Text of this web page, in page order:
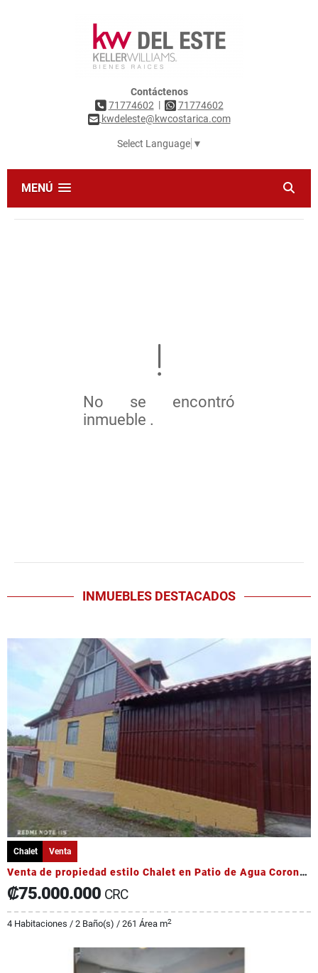
Contáctenos
71774602 |
71774602
kwdeleste@kwcostarica.com
Select Language ▼
MENÚ
No se encontró
inmueble .
INMUEBLES DESTACADOS
Chalet Venta
Venta de propiedad estilo Chalet en Patio de Agua Coronado
₡75.000.000 CRC
4 Habitaciones / 2 Baño(s) / 261 Área m2